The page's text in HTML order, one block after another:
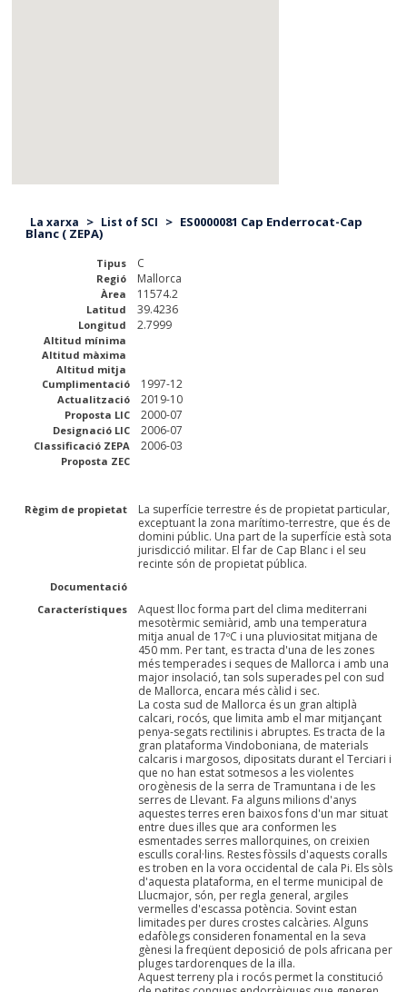
La xarxa > List of SCI > ES0000081 Cap Enderrocat-Cap
Blanc ( ZEPA)
Tipus C
Regió Mallorca
Àrea 11574.2
Latitud 39.4236
Longitud 2.7999
Altitud mínima
Altitud màxima
Altitud mitja
Cumplimentació
1997-12
Actualització 2019-10
Proposta LIC 2000-07
Designació LIC 2006-07
Classificació ZEPA 2006-03
Proposta ZEC
Règim de propietat
La superfície terrestre és de propietat particular,
exceptuant la zona marítimo-terrestre, que és de
domini públic. Una part de la superfície està sota
jurisdicció militar. El far de Cap Blanc i el seu
recinte són de propietat pública.
Documentació
Característiques
Aquest lloc forma part del clima mediterrani
mesotèrmic semiàrid, amb una temperatura
mitja anual de 17ºC i una pluviositat mitjana de
450 mm. Per tant, es tracta d'una de les zones
més temperades i seques de Mallorca i amb una
major insolació, tan sols superades pel con sud
de Mallorca, encara més càlid i sec.
La costa sud de Mallorca és un gran altiplà
calcari, rocós, que limita amb el mar mitjançant
penya-segats rectilinis i abruptes. Es tracta de la
gran plataforma Vindoboniana, de materials
calcaris i margosos, dipositats durant el Terciari i
que no han estat sotmesos a les violentes
orogènesis de la serra de Tramuntana i de les
serres de Llevant. Fa alguns milions d'anys
aquestes terres eren baixos fons d'un mar situat
entre dues illes que ara conformen les
esmentades serres mallorquines, on creixien
esculls coral·lins. Restes fòssils d'aquests coralls
es troben en la vora occidental de cala Pi. Els sòls
d'aquesta plataforma, en el terme municipal de
Llucmajor, són, per regla general, argiles
vermelles d'escassa potència. Sovint estan
limitades per dures crostes calcàries. Alguns
edafòlegs consideren fonamental en la seva
gènesi la freqüent deposició de pols africana per
pluges tardorenques de la illa.
Aquest terreny pla i rocós permet la constitució